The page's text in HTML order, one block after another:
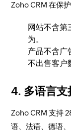
Zoho CRM 在保
网站不含第
为。
产品不含广
不出售客户
4. 多语言支
Zoho CRM 支持
语、法语、德语